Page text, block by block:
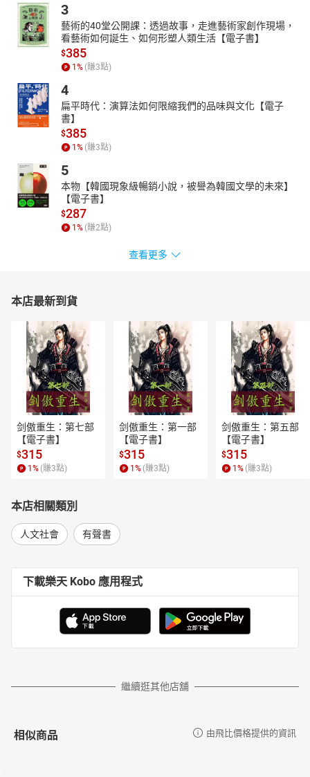
3
藝術的40堂公開課：透過故事，走進藝術家創作現場，
看藝術如何誕生、如何形塑人類生活【電子書】
$385
1% (賺3點)
4
扁平時代：演算法如何限縮我們的品味與文化【電子
書】
$385
1% (賺3點)
5
本物【韓國現象級暢銷小說，被譽為韓國文學的未來】
【電子書】
$287
1% (賺2點)
查看更多
本店最新到貨
剑傲重生：第七部
【電子書】
$315
1 % (賺3點)
剑傲重生：第一部
【電子書】
$315
1 % (賺3點)
剑傲重生：第五部
【電子書】
$315
1 % (賺3點)
本店相關類別
人文社會 有聲書
下載樂天 Kobo 應用程式
繼續逛其他店舖
相似商品 由飛比價格提供的資訊